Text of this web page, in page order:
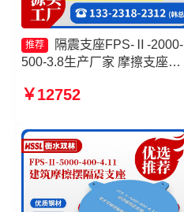
推荐
隔震支座FPS-Ⅱ-2000-
500-3.8生产厂家 摩擦支座生
3000-350-3.81厂家 摩擦摆隔
生产厂家
￥12752